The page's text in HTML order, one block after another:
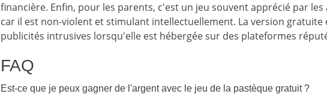
financière. Enfin, pour les parents, c'est un jeu souvent apprécié par
car il est non-violent et stimulant intellectuellement. La version gratuite
publicités intrusives lorsqu'elle est hébergée sur des plateformes
FAQ
Est-ce que je peux gagner de l'argent avec le jeu de la pastèque gratuit ?